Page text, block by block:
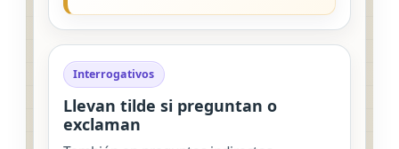
Interrogativos
Llevan tilde si preguntan o
exclaman